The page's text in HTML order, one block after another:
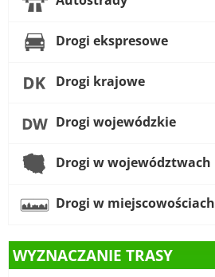
Drogi ekspresowe
Drogi krajowe
Drogi wojewódzkie
Drogi w województwach
Drogi w miejscowościach
WYZNACZANIE TRASY